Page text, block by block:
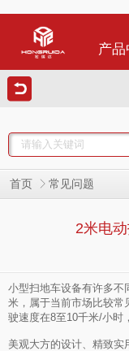
产
首页 常见问题
2米电
小型扫地车设备有许多不
米，属于当前市场比较常
驶速度在8至10千米/小时
美观大方的设计、精致实